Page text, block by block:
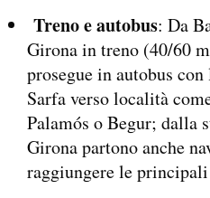
Treno e autobus: Da
Girona in treno (40/60
prosegue in autobus
Sarfa verso località
Palamós o Begur; dalla
Girona partono anche
raggiungere le